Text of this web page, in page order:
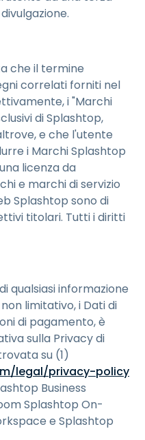
che il termine
correlati forniti nel
i "Marchi
di Splashtop,
e che l'utente
i Marchi Splashtop
licenza da
e marchi di servizio
Splashtop sono di
titolari. Tutti i diritti
qualsiasi informazione
limitativo, i Dati di
di pagamento, è
sulla Privacy di
su (1)
legal/privacy-policy
Business
Splashtop On-
e Splashtop